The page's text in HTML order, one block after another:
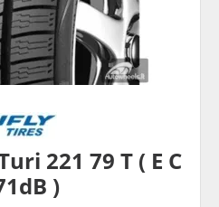
221 79 T ( E C
)